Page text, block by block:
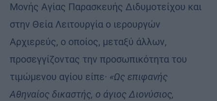
Μονής Αγίας Παρασκευής Διδυμοτείχου και
στην Θεία Λειτουργία ο ιερουργών
Αρχιερεύς, ο οποίος, μεταξύ άλλων,
προσεγγίζοντας την προσωπικότητα του
τιμώμενου αγίου είπε· «Ως επιφανής
Αθηναίος δικαστής, ο άγιος Διονύσιος,